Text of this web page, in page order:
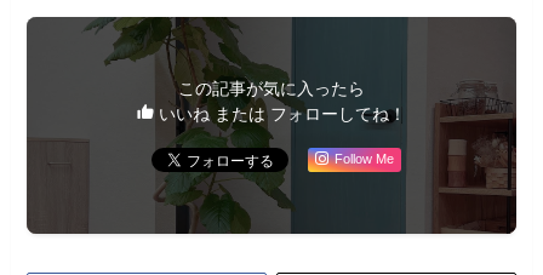
この記事が気に入ったら
いいね または フォローしてね！
Follow Me